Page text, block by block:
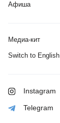
Афиша
Медиа-кит
Switch to English
Instagram
Telegram